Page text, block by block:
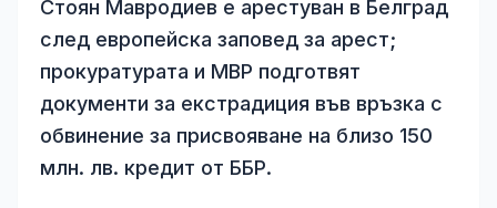
Стоян Мавродиев е арестуван в Белград
след европейска заповед за арест;
прокуратурата и МВР подготвят
документи за екстрадиция във връзка с
обвинение за присвояване на близо 150
млн. лв. кредит от ББР.